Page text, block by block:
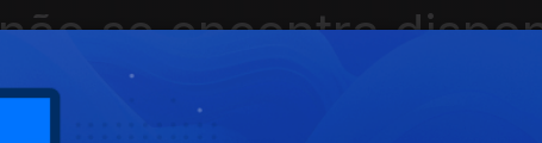
se encontra